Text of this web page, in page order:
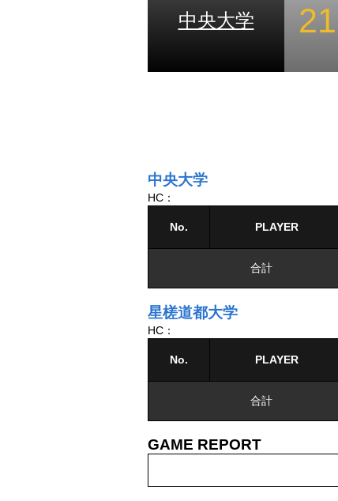
中央大学 21
中央大学
HC：
No. PLAYER
合計
星槎道都大学
HC：
No. PLAYER
合計
GAME REPORT